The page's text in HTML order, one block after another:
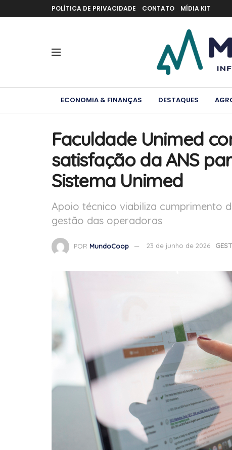
POLÍTICA DE PRIVACIDADE CONTATO MÍDIA KIT
ECONOMIA & FINANÇAS DESTAQUES
Faculdade Unimed
satisfação da ANS
Sistema Unimed
Apoio técnico viabiliza cumprimento
gestão das operadoras
POR MundoCoop 23 de junho de 2026